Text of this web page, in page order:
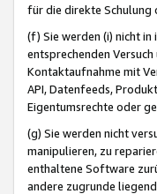
für die direkte Schulung
(f) Sie werden (i) nicht in
entsprechenden
Kontaktaufnahme mit
API, Datenfeeds,
Eigentumsrechte oder
(g) Sie werden nicht
manipulieren, zu
enthaltene Software
andere zugrunde